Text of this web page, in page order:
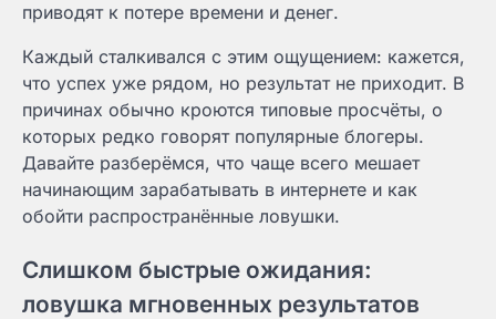
приводят к потере времени и денег.
Каждый сталкивался с этим ощущением: кажется,
что успех уже рядом, но результат не приходит. В
причинах обычно кроются типовые просчёты, о
которых редко говорят популярные блогеры.
Давайте разберёмся, что чаще всего мешает
начинающим зарабатывать в интернете и как
обойти распространённые ловушки.
Слишком быстрые ожидания:
ловушка мгновенных результатов